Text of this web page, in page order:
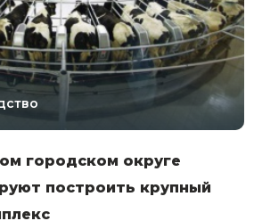
городском округе
построить крупный